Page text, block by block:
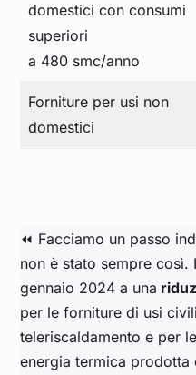
domestici con consumi
superiori
a 480 smc/anno
Forniture per usi non
domestici
⏪ Facciamo un passo
non è stato sempre
gennaio 2024 a una
per le forniture di usi
teleriscaldamento e per
energia termica prodotta